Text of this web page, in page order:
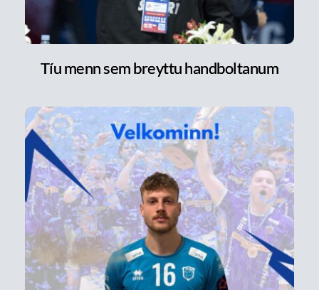
Tíu menn sem breyttu handboltanum